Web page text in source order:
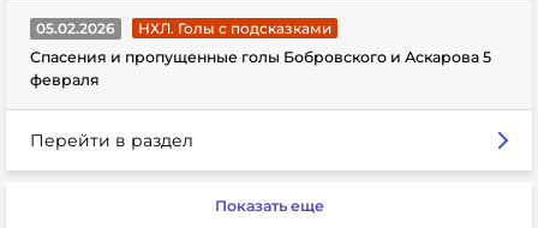
05.02.2026
НХЛ. Голы с подсказками
Спасения и пропущенные голы Бобровского и Аскарова 5
февраля
Перейти в раздел
Показать еще